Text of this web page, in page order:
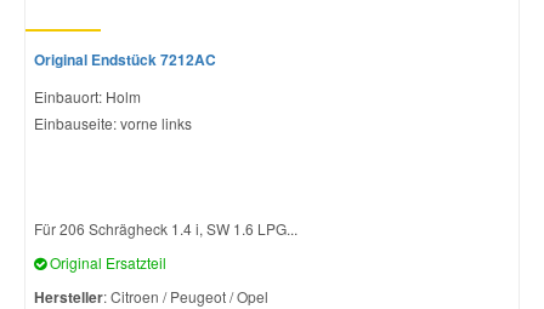
Original Endstück 7212AC
Einbauort: Holm
Einbauseite: vorne links
Für 206 Schrägheck 1.4 i, SW 1.6 LPG...
Original Ersatzteil
Hersteller: Citroen / Peugeot / Opel
Skoda Ersatzteile
Toyota Ersatzteile